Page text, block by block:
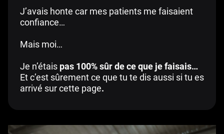
J’avais honte car mes patients me faisaient
confiance…
Mais moi…
Je n’étais pas 100% sûr de ce que je faisais…
Et c’est sûrement ce que tu te dis aussi si tu es
arrivé sur cette page.